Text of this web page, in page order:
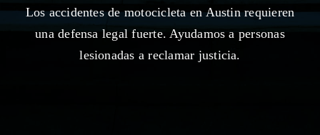
Los accidentes de motocicleta en Austin requieren
una defensa legal fuerte. Ayudamos a personas
lesionadas a reclamar justicia.